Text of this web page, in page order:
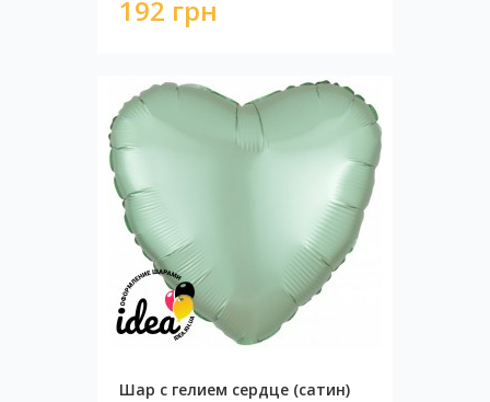
192 грн
Шар с гелием сердце (сатин)